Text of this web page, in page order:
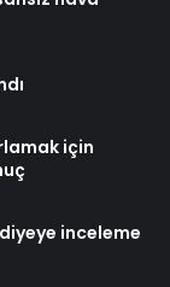
için
inceleme